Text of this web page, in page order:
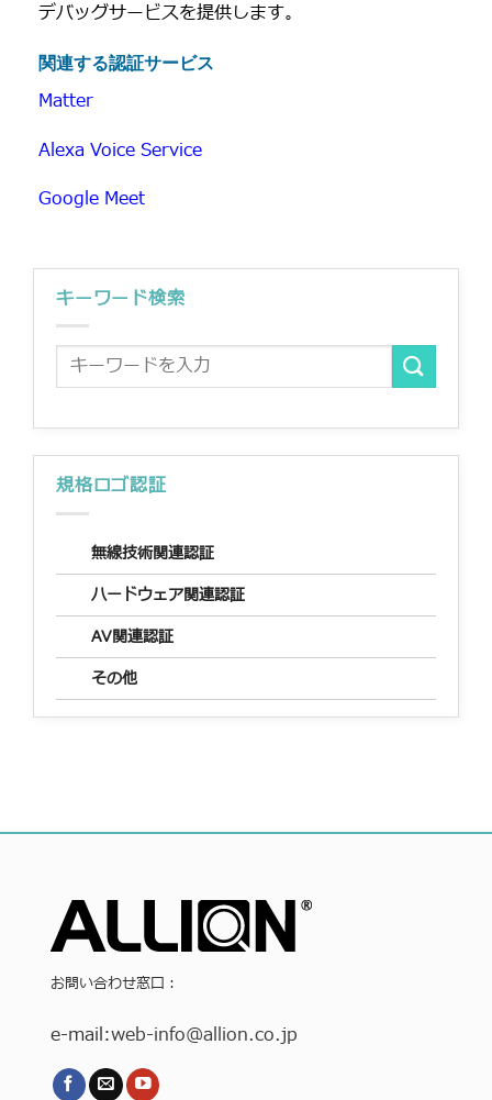
デバッグサービスを提供します。
関連する認証サービス
Matter
Alexa Voice Service
Google Meet
キーワード検索
規格ロゴ認証
無線技術関連認証
ハードウェア関連認証
AV関連認証
その他
お問い合わせ窓口：
e-mail:web-info@allion.co.jp